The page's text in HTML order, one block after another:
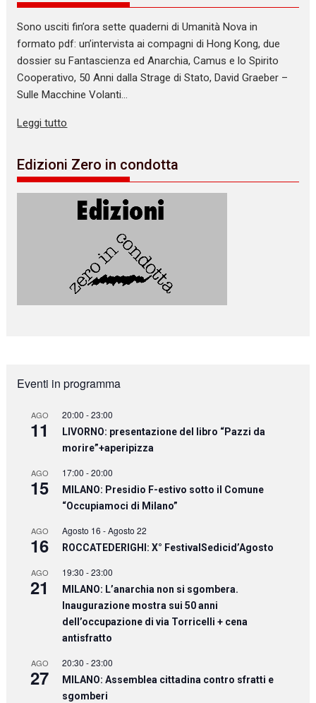
Sono usciti fin’ora sette quaderni di Umanità Nova in
formato pdf: un’intervista ai compagni di Hong Kong, due
dossier su Fantascienza ed Anarchia, Camus e lo Spirito
Cooperativo, 50 Anni dalla Strage di Stato, David Graeber –
Sulle Macchine Volanti…
Leggi tutto
Edizioni Zero in condotta
Eventi in programma
AGO
11
20:00 -23:00
LIVORNO: presentazione del libro “Pazzi da
morire”+aperipizza
AGO
15
17:00 -20:00
MILANO: Presidio F-estivo sotto il Comune
“Occupiamoci di Milano”
AGO
16
Agosto 16 -Agosto 22
ROCCATEDERIGHI: X° FestivalSedicid’Agosto
AGO
21
19:30 -23:00
MILANO: L’anarchia non si sgombera.
Inaugurazione mostra sui 50 anni
dell’occupazione di via Torricelli + cena
antisfratto
AGO
27
20:30 -23:00
MILANO: Assemblea cittadina contro sfratti e
sgomberi